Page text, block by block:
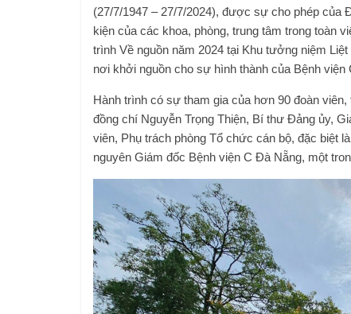
(27/7/1947 – 27/7/2024), được sự cho phép
kiện của các khoa, phòng, trung tâm trong toàn
trình Về nguồn năm 2024 tại Khu tưởng niệm
nơi khởi nguồn cho sự hình thành của Bệnh viện
Hành trình có sự tham gia của hơn 90 đoàn
đồng chí Nguyễn Trọng Thiện, Bí thư Đảng ủy,
viên, Phụ trách phòng Tổ chức cán bộ, đặc biệt
nguyên Giám đốc Bệnh viện C Đà Nẵng, một